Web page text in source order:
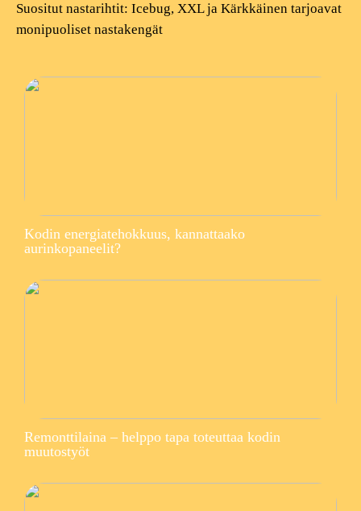
Suositut nastarihtit: Icebug, XXL ja Kärkkäinen tarjoavat
monipuoliset nastakengät
Kodin energiatehokkuus, kannattaako
aurinkopaneelit?
Remonttilaina – helppo tapa toteuttaa kodin
muutostyöt